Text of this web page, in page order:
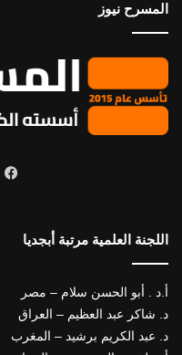
المسرح نيوز
اللجنة العلمية مرتبة أبجديا
أ.د . أبو الحسن سلام – مصر
د. شاكر عبد العظيم – العراق
د. عبد الكريم برشيد – المغرب